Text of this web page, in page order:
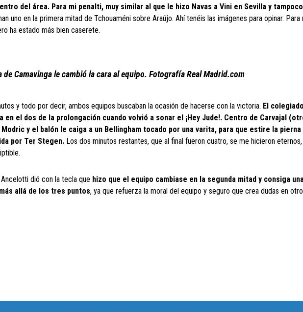
del área. Para mi penalti, muy similar al que le hizo Navas a Vini en Sevilla y
uno en la primera mitad de Tchouaméni sobre Araújo. Ahí tenéis las imágenes para opinar. Para
ha estado más bien caserete.
de Camavinga le cambió la cara al equipo. Fotografía Real Madrid.com
y todo por decir, ambos equipos buscaban la ocasión de hacerse con la victoria. El colegiado
en el dos de la prolongación cuando volvió a sonar el ¡Hey Jude!. Centro de Carvajal
y el balón le caiga a un Bellingham tocado por una varita, para que estire la pierna
por Ter Stegen. Los dos minutos restantes, que al final fueron cuatro, se me hicieron
dió con la tecla que hizo que el equipo cambiase en la segunda mitad y consiga
allá de los tres puntos, ya que refuerza la moral del equipo y seguro que crea dudas en